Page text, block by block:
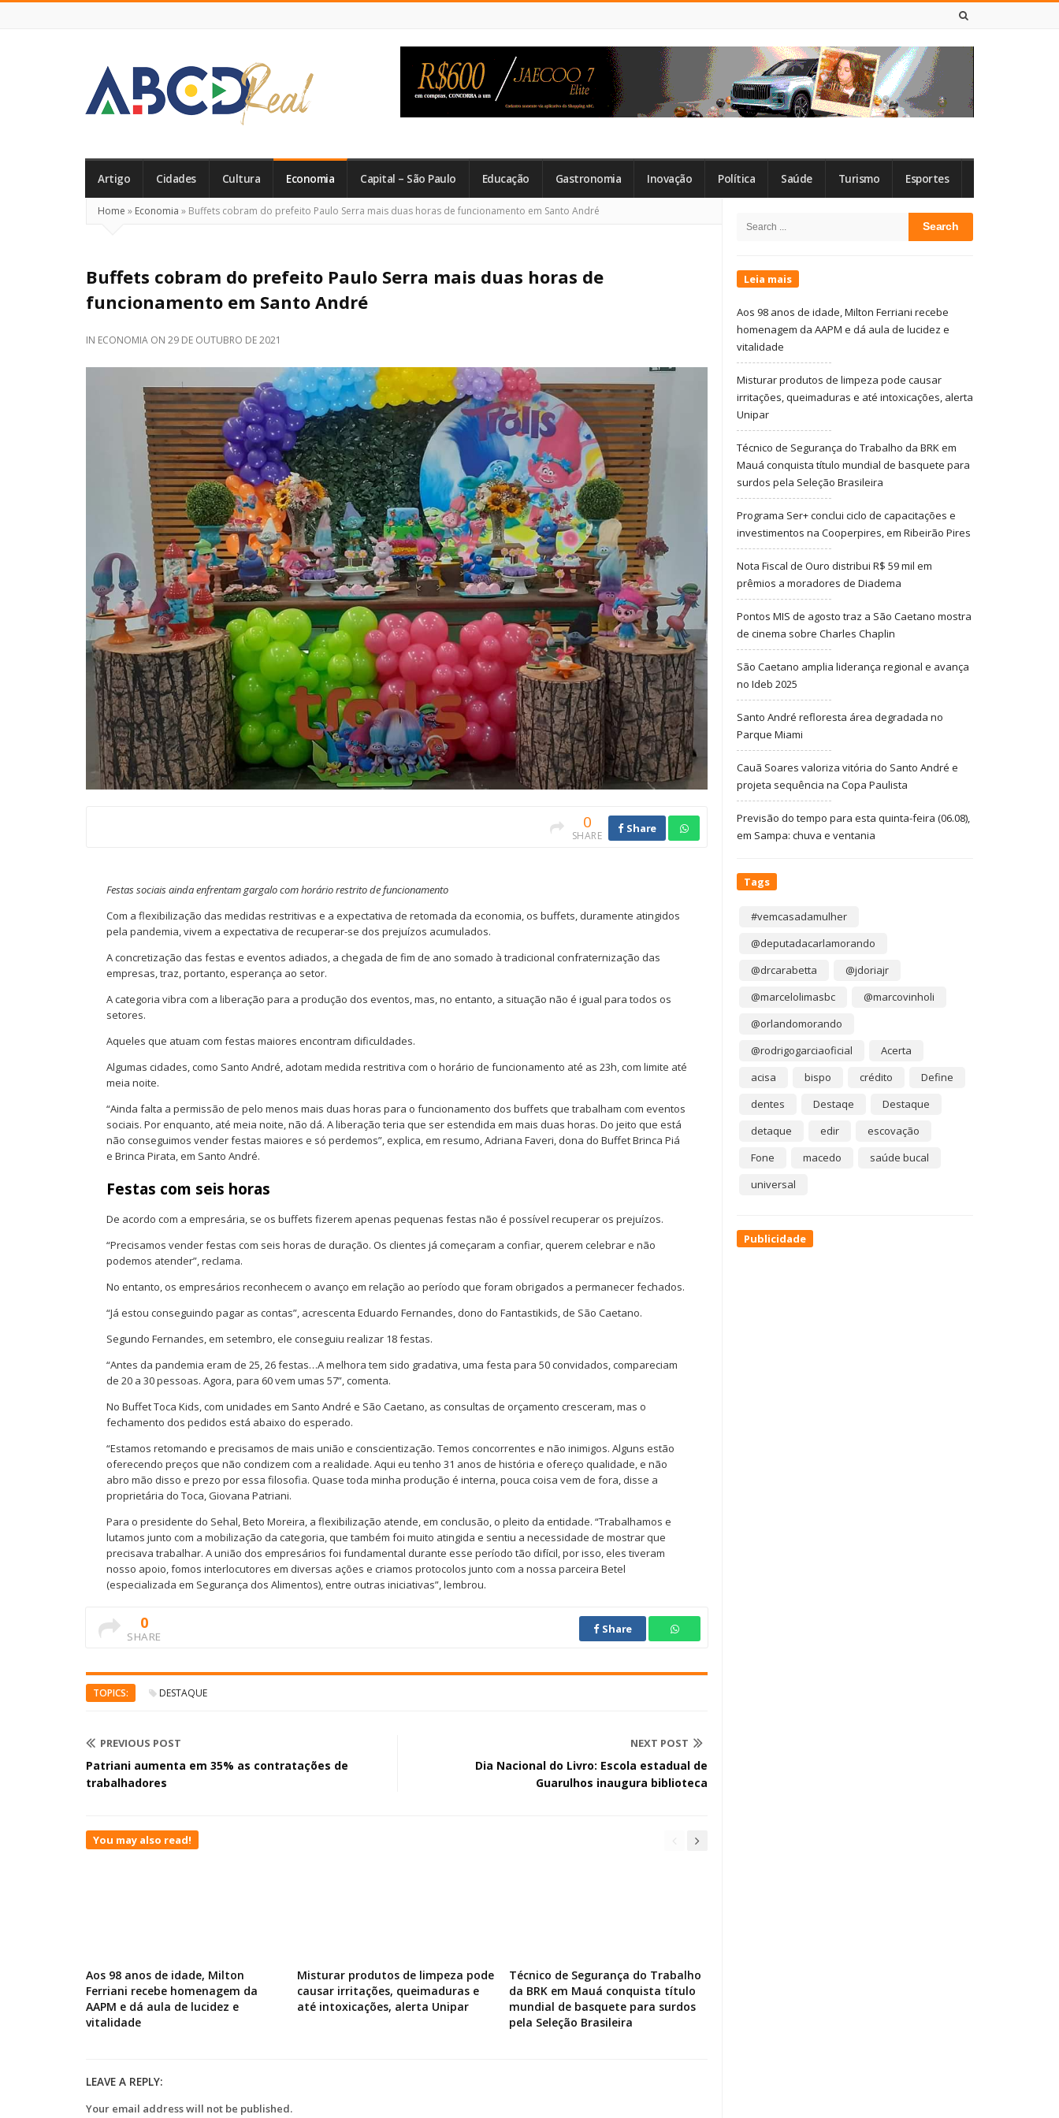
Real
Artigo Cidades Cultura Economia Capital – São Paulo Educação Gastronomia Inovação Política Saúde Turismo Esportes
Home » Economia » Buffets cobram do prefeito Paulo Serra mais duas horas de funcionamento em Santo André
Buffets cobram do prefeito Paulo Serra mais duas horas de
funcionamento em Santo André
IN ECONOMIA ON 29 DE OUTUBRO DE 2021
0
SHARE
Share
Festas sociais ainda enfrentam gargalo com horário restrito de funcionamento
Com a flexibilização das medidas restritivas e a expectativa de retomada da economia, os buffets, duramente atingidos
pela pandemia, vivem a expectativa de recuperar-se dos prejuízos acumulados.
A concretização das festas e eventos adiados, a chegada de fim de ano somado à tradicional confraternização das
empresas, traz, portanto, esperança ao setor.
A categoria vibra com a liberação para a produção dos eventos, mas, no entanto, a situação não é igual para todos os
setores.
Aqueles que atuam com festas maiores encontram dificuldades.
Algumas cidades, como Santo André, adotam medida restritiva com o horário de funcionamento até as 23h, com limite até
meia noite.
“Ainda falta a permissão de pelo menos mais duas horas para o funcionamento dos buffets que trabalham com eventos
sociais. Por enquanto, até meia noite, não dá. A liberação teria que ser estendida em mais duas horas. Do jeito que está
não conseguimos vender festas maiores e só perdemos”, explica, em resumo, Adriana Faveri, dona do Buffet Brinca Piá
e Brinca Pirata, em Santo André.
Festas com seis horas
De acordo com a empresária, se os buffets fizerem apenas pequenas festas não é possível recuperar os prejuízos.
“Precisamos vender festas com seis horas de duração. Os clientes já começaram a confiar, querem celebrar e não
podemos atender”, reclama.
No entanto, os empresários reconhecem o avanço em relação ao período que foram obrigados a permanecer fechados.
“Já estou conseguindo pagar as contas”, acrescenta Eduardo Fernandes, dono do Fantastikids, de São Caetano.
Segundo Fernandes, em setembro, ele conseguiu realizar 18 festas.
“Antes da pandemia eram de 25, 26 festas…A melhora tem sido gradativa, uma festa para 50 convidados, compareciam
de 20 a 30 pessoas. Agora, para 60 vem umas 57”, comenta.
No Buffet Toca Kids, com unidades em Santo André e São Caetano, as consultas de orçamento cresceram, mas o
fechamento dos pedidos está abaixo do esperado.
“Estamos retomando e precisamos de mais união e conscientização. Temos concorrentes e não inimigos. Alguns estão
oferecendo preços que não condizem com a realidade. Aqui eu tenho 31 anos de história e ofereço qualidade, e não
abro mão disso e prezo por essa filosofia. Quase toda minha produção é interna, pouca coisa vem de fora, disse a
proprietária do Toca, Giovana Patriani.
Para o presidente do Sehal, Beto Moreira, a flexibilização atende, em conclusão, o pleito da entidade. “Trabalhamos e
lutamos junto com a mobilização da categoria, que também foi muito atingida e sentiu a necessidade de mostrar que
precisava trabalhar. A união dos empresários foi fundamental durante esse período tão difícil, por isso, eles tiveram
nosso apoio, fomos interlocutores em diversas ações e criamos protocolos junto com a nossa parceira Betel
(especializada em Segurança dos Alimentos), entre outras iniciativas”, lembrou.
0
SHARE
Share
TOPICS: DESTAQUE
PREVIOUS POST
Patriani aumenta em 35% as contratações de
trabalhadores
NEXT POST
Dia Nacional do Livro: Escola estadual de
Guarulhos inaugura biblioteca
You may also read!
Aos 98 anos de idade, Milton
Ferriani recebe homenagem da
AAPM e dá aula de lucidez e
vitalidade
Misturar produtos de limpeza pode
causar irritações, queimaduras e
até intoxicações, alerta Unipar
Técnico de Segurança do Trabalho
da BRK em Mauá conquista título
mundial de basquete para surdos
pela Seleção Brasileira
LEAVE A REPLY:
Your email address will not be published.
Sidebar
Search
Leia mais
Aos 98 anos de idade, Milton Ferriani recebe
homenagem da AAPM e dá aula de lucidez e
vitalidade
Misturar produtos de limpeza pode causar
irritações, queimaduras e até intoxicações, alerta
Unipar
Técnico de Segurança do Trabalho da BRK em
Mauá conquista título mundial de basquete para
surdos pela Seleção Brasileira
Programa Ser+ conclui ciclo de capacitações e
investimentos na Cooperpires, em Ribeirão Pires
Nota Fiscal de Ouro distribui R$ 59 mil em
prêmios a moradores de Diadema
Pontos MIS de agosto traz a São Caetano mostra
de cinema sobre Charles Chaplin
São Caetano amplia liderança regional e avança
no Ideb 2025
Santo André refloresta área degradada no
Parque Miami
Cauã Soares valoriza vitória do Santo André e
projeta sequência na Copa Paulista
Previsão do tempo para esta quinta-feira (06.08),
em Sampa: chuva e ventania
Tags
#vemcasadamulher
@deputadacarlamorando
@drcarabetta
@jdoriajr
@marcelolimasbc
@marcovinholi
@orlandomorando
@rodrigogarciaoficial
Acerta
acisa
bispo crédito
Define
dentes
Destaqe
Destaque
detaque
edir
escovação
Fone
macedo
saúde bucal
universal
Publicidade